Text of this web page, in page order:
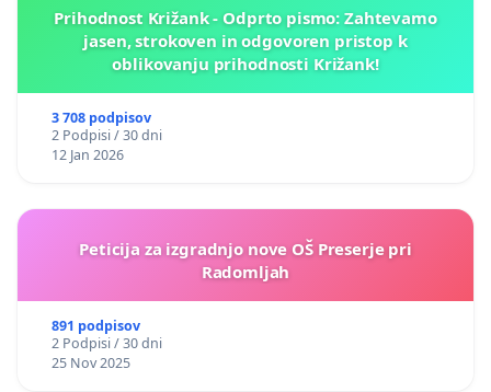
Prihodnost Križank - Odprto pismo: Zahtevamo
jasen, strokoven in odgovoren pristop k
oblikovanju prihodnosti Križank!
3 708 podpisov
2 Podpisi / 30 dni
12 Jan 2026
Peticija za izgradnjo nove OŠ Preserje pri
Radomljah
891 podpisov
2 Podpisi / 30 dni
25 Nov 2025